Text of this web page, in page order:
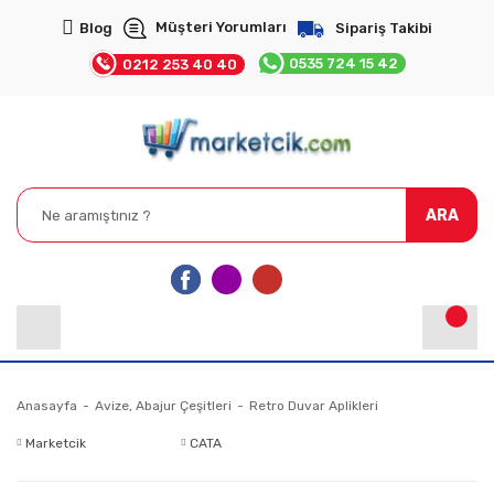
Blog Müşteri Yorumları Sipariş Takibi
0212 253 40 40 0535 724 15 42
ARA
Anasayfa Avize, Abajur Çeşitleri Retro Duvar Aplikleri
Marketcik CATA